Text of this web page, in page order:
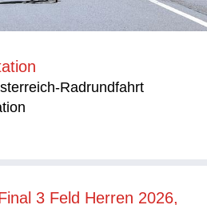
Radrundfahrt
3 Feld Herren 2026,